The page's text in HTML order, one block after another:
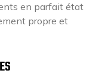
en parfait état
propre et